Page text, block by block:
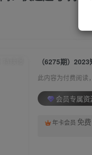
此内容为付费阅读
会员专属资
年卡会员 免费